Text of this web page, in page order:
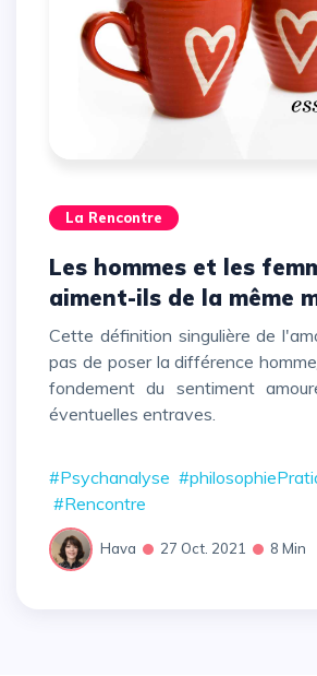
La Rencontre
Les hommes et les femmes
aiment-ils de la même
Cette définition singulière de l'amour ne s’effraye
pas de poser la différence
fondement du sentiment
éventuelles entraves.
#Psychanalyse
#Rencontre
Hava 27 Oct. 2021 8 Min